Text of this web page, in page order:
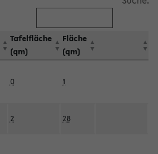
Tafelfläche
(qm)
Fläche
(qm)
0 1
2 28